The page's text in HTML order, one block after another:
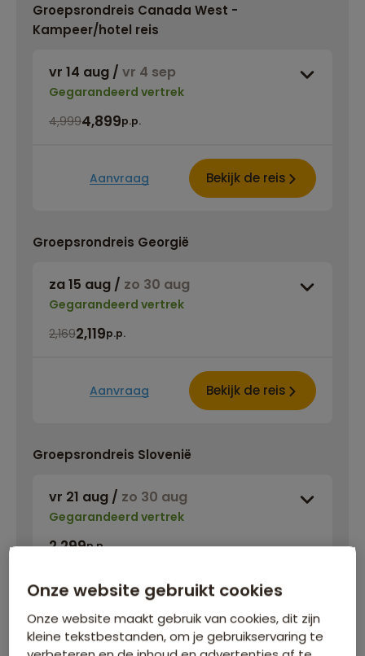
Groepsrondreis Canada West -
Kampeer/hotel reis
vr 14 aug / vr 4 sep
Gegarandeerd vertrek
4,9994,899p.p.
Aanvraag Bekijk de reis
Groepsrondreis Georgië
za 15 aug / zo 30 aug
Gegarandeerd vertrek
2,1692,119p.p.
Aanvraag Bekijk de reis
Groepsrondreis Slovenië
vr 21 aug / zo 30 aug
Gegarandeerd vertrek
2,299p.p.
Aanvraag
Onze website gebruikt cookies
Onze website maakt gebruik van cookies, dit zijn
kleine tekstbestanden, om je gebruikservaring te